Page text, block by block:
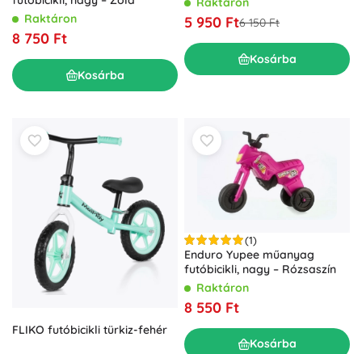
Raktáron
8 750 Ft
Kosárba
5 950 Ft6 150 Ft
Kosárba
FLIKO futóbicikli türkiz-fehér
(1)
Enduro Yupee műanyag
futóbicikli, nagy – Rózsaszín
Raktáron
8 550 Ft
Kosárba